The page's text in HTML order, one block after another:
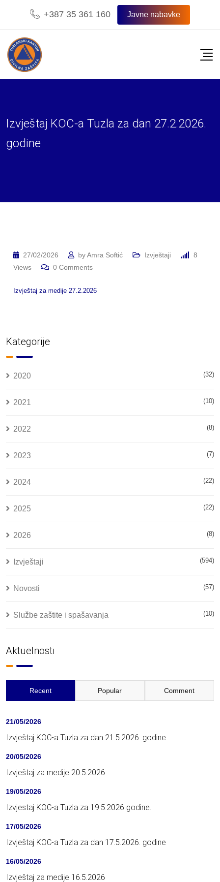
content
+387 35 361 160 Javne nabavke
Izvještaj KOC-a Tuzla za dan 27.2.2026.
godine
27/02/2026 byAmra Softić Izvještaji
8
Views
0 Comments
Izvještaj za medije 27.2.2026
Kategorije
2020 (32)
2021 (10)
2022 (8)
2023 (7)
2024 (22)
2025 (22)
2026 (8)
Izvještaji (594)
Novosti (57)
Službe zaštite i spašavanja (10)
Aktuelnosti
Recent Popular Comment
21/05/2026
Izvještaj KOC-a Tuzla za dan 21.5.2026. godine
20/05/2026
Izvještaj za medije 20.5.2026
19/05/2026
Izvjestaj KOC-a Tuzla za 19.5.2026 godine.
17/05/2026
Izvještaj KOC-a Tuzla za dan 17.5.2026. godine
16/05/2026
Izvještaj za medije 16.5.2026